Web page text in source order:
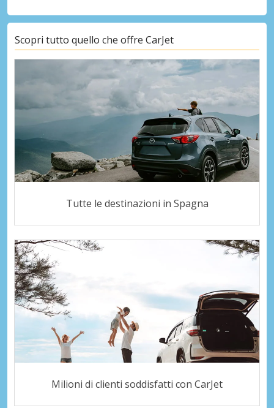
Scopri tutto quello che offre CarJet
Tutte le destinazioni in Spagna
Milioni di clienti soddisfatti con CarJet